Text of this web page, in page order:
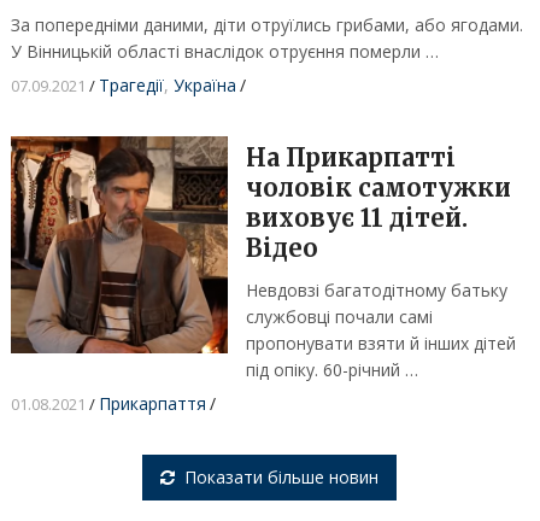
За попередніми даними, діти отруїлись грибами, або ягодами.
У Вінницькій області внаслідок отруєння померли …
07.09.2021 / Трагедії, Україна /
На Прикарпатті
чоловік самотужки
виховує 11 дітей.
Відео
Невдовзі багатодітному батьку
службовці почали самі
пропонувати взяти й інших дітей
під опіку. 60-річний …
01.08.2021 / Прикарпаття /
Показати більше новин